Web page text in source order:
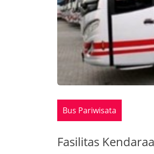
Bus Pariwisata
Fasilitas